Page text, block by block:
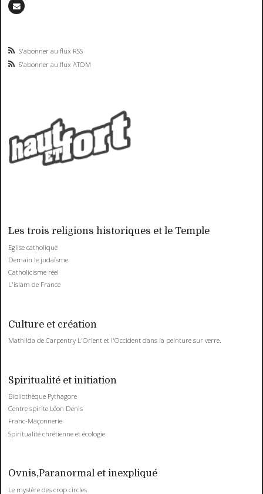
S'abonner au flux RSS
S'abonner au flux ATOM
Les trois religions historiques et le Temple
Eglise catholique
Demain le judaïsme
Catholicisme réel
L'islam de France
Culture et création
Mathilda de Carpentry L'Orient et l'Occident dans la peinture sur verre.
Spiritualité et initiation
Bibliothèque Pythagore
Centre spirite Léon Denis
Franc-Maçonnerie
Spiritualité chrétienne et écologie
Ovnis,Paranormal et inexpliqué
Le mystère des crop circles